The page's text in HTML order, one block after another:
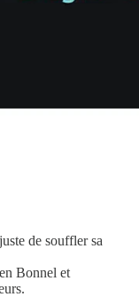
de souffler sa
Bonnel et